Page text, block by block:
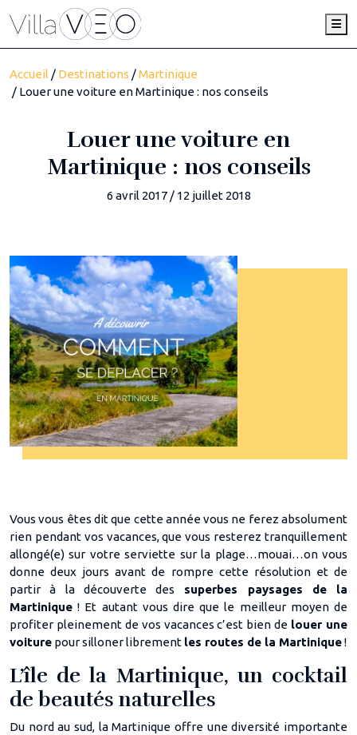
Accueil / Destinations /Martinique
/ Louer une voiture en Martinique : nos conseils
Louer une voiture en
Martinique : nos conseils
6 avril 2017 / 12 juillet 2018
Vous vous êtes dit que cette année vous ne ferez absolument
rien pendant vos vacances, que vous resterez tranquillement
allongé(e) sur votre serviette sur la plage…mouai…on vous
donne deux jours avant de rompre cette résolution et de
partir à la découverte des superbes paysages de la
Martinique ! Et autant vous dire que le meilleur moyen de
profiter pleinement de vos vacances c’est bien de louer une
voiture pour silloner librement les routes de la Martinique!
L’île de la Martinique, un cocktail
de beautés naturelles
Du nord au sud, la Martinique offre une diversité importante